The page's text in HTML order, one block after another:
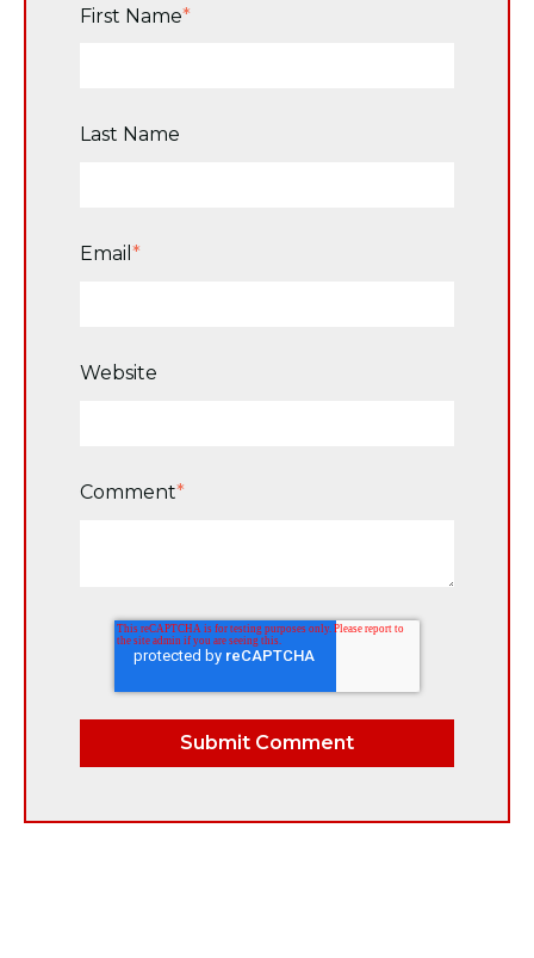
First Name*
Last Name
Email *
Website
Comment*